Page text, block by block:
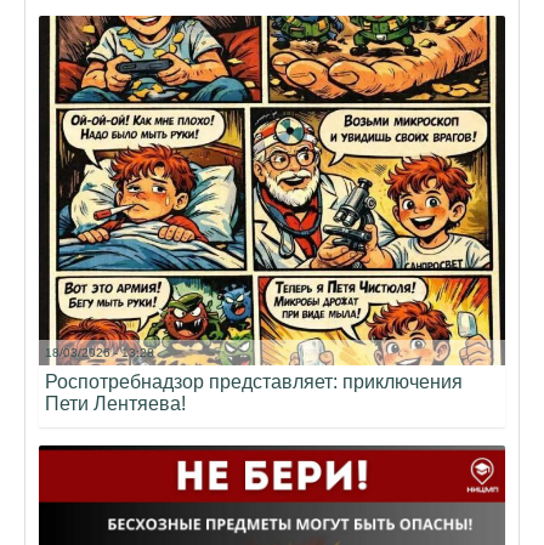
18/03/2026 - 13:28
Роспотребнадзор представляет: приключения
Пети Лентяева!